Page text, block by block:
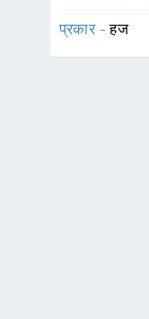
प्रकार -हज